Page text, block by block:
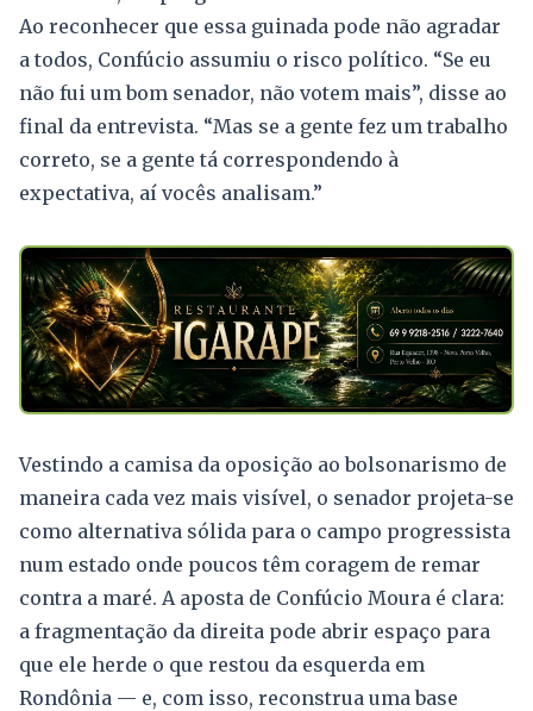
Ao reconhecer que essa guinada pode não agradar
a todos, Confúcio assumiu o risco político. “Se eu
não fui um bom senador, não votem mais”, disse ao
final da entrevista. “Mas se a gente fez um trabalho
correto, se a gente tá correspondendo à
expectativa, aí vocês analisam.”
Vestindo a camisa da oposição ao bolsonarismo de
maneira cada vez mais visível, o senador projeta-se
como alternativa sólida para o campo progressista
num estado onde poucos têm coragem de remar
contra a maré. A aposta de Confúcio Moura é clara:
a fragmentação da direita pode abrir espaço para
que ele herde o que restou da esquerda em
Rondônia — e, com isso, reconstrua uma base